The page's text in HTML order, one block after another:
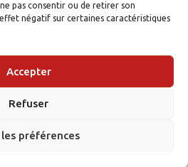
pas consentir ou de retirer son
négatif sur certaines caractéristiques
Accepter
Refuser
préférences